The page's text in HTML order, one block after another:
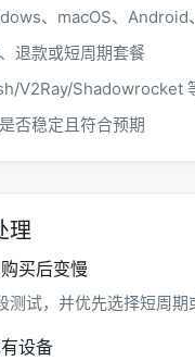
、macOS、Android
退款或短周期套餐
V2Ray/Shadowrocket
否稳定且符合预期
理
买后变慢
测试，并优先选择短周期
设备